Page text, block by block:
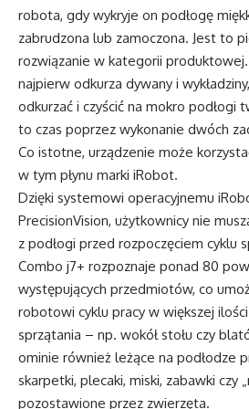
robota, gdy wykryje on podłogę
zabrudzona lub zamoczona. Jest to
rozwiązanie w kategorii
najpierw odkurza dywany i
odkurzać i czyścić na mokro podłogi
to czas poprzez wykonanie dwóch
Co istotne, urządzenie może
w tym płynu marki iRobot.
Dzięki systemowi operacyjnemu
PrecisionVision, użytkownicy nie
z podłogi przed rozpoczęciem cyklu
Combo j7+ rozpoznaje ponad 80
występujących przedmiotów, co
robotowi cyklu pracy w większej
sprzątania – np. wokół stołu czy
ominie również leżące na podłodze
skarpetki, plecaki, miski, zabawki czy
pozostawione przez zwierzęta.